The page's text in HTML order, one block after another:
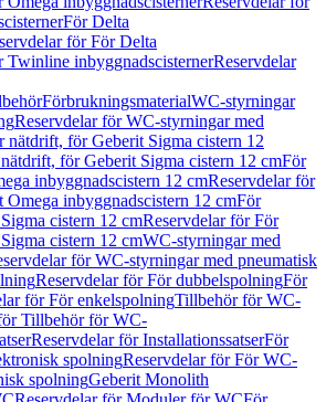
För Delta
för För Delta
Twinline inbyggnadscisternerReservdelar
FörbrukningsmaterialWC-styrningar
Reservdelar för WC-styrningar med
nätdrift, för Geberit Sigma cistern 12
för Geberit Sigma cistern 12 cmFör
inbyggnadscistern 12 cmReservdelar för
inbyggnadscistern 12 cmFör
cistern 12 cmReservdelar för För
cistern 12 cmWC-styrningar med
för WC-styrningar med pneumatisk
Reservdelar för För dubbelspolningFör
för För enkelspolningTillbehör för WC-
Tillbehör för WC-
Reservdelar för InstallationssatserFör
spolningReservdelar för För WC-
spolningGeberit Monolith